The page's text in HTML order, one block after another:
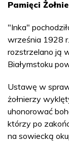
Pamięci
"Inka"
września 1928
rozstrzelano ją
Białymstoku
Ustawę w
żołnierzy
uhonorować
którzy po
na sowiecką